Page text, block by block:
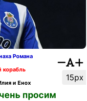
15px
Романа
корабль
и Енох
просим